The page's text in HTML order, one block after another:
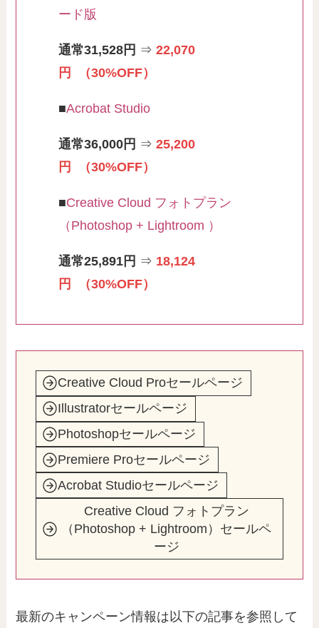
ード版
通常31,528円 ⇒ 22,070
円
（30%OFF）
■Acrobat Studio
通常36,000円 ⇒ 25,200
円 （30%OFF）
■Creative Cloud フォトプラン
（Photoshop + Lightroom ）
通常25,891円 ⇒ 18,124
円
（30%OFF）
Creative Cloud Proセールページ
Illustratorセールページ
Photoshopセールページ
Premiere Proセールページ
Acrobat Studioセールページ
Creative Cloud フォトプラン
（Photoshop + Lightroom）セールペ
ージ
最新のキャンペーン情報は以下の記事を参照して